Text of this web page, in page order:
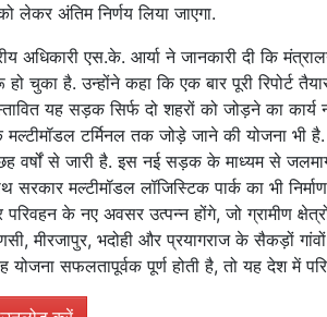
लेकर अंतिम निर्णय लिया जाएगा.
अधिकारी एस.के. आर्या ने जानकारी दी कि
चुका है. उन्होंने कहा कि एक बार पूरी रिपोर्ट
यह सड़क सिर्फ दो शहरों को जोड़ने का कार्य
टर्मिनल तक जोड़े जाने की योजना भी
वर्षों से जारी है. इस नई सड़क के माध्यम से
मल्टीमॉडल लॉजिस्टिक पार्क का भी
के नए अवसर उत्पन्न होंगे, जो ग्रामीण
मीरजापुर, भदोही और प्रयागराज के सैकड़ों
योजना सफलतापूर्वक पूर्ण होती है, तो यह देश में